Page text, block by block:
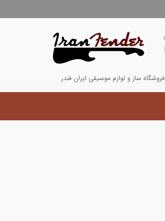
فروشگاه ساز و لوازم موسیقی ایران فندر